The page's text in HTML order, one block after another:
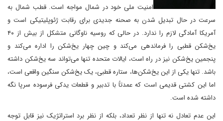
امنیت ملی خود در شمال مواجه است. قطب شمال به
سرعت در حال تبدیل شدن به صحنه جدیدی برای رقابت ژئوپلیتیکی است و
آمریکا آمادگی لازم را ندارد. در حالی که روسیه ناوگانی متشکل از بیش از ۴۰
یخ‌شکن قطبی را فرماندهی می‌کند و چین چهار یخ‌شکن را اداره می‌کند و
پنجمین یخ‌شکن نیز در راه است، ایالات متحده تنها می‌تواند سه یخ‌شکن داشته
باشد. تنها یکی از این یخ‌شکن‌ها، ستاره قطبی، یک یخ‌شکن سنگین واقعی است،
اما این کشتی قدیمی است که عمدتاً با تدبیر و قطعات یدکی فرسوده سرپا نگه
داشته شده است.
این عدم تعادل نه تنها از نظر تعداد، بلکه از نظر برد استراتژیک نیز قابل توجه